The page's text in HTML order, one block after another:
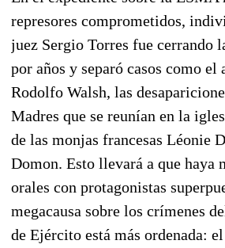
represores comprometidos,
juez Sergio Torres fue cerrando
por años y separó casos como el
Rodolfo Walsh, las
Madres que se reunían en la
de las monjas francesas Léonie
Domon. Esto llevará a que haya
orales con protagonistas
megacausa sobre los crímenes
de Ejército está más ordenada: